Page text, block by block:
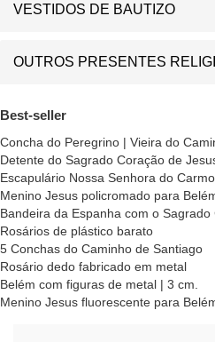
VESTIDOS DE BAUTIZO
OUTROS PRESENTES
Best-seller
Concha do Peregrino | Vieira do
Detente do Sagrado Coração de
Escapulário Nossa Senhora do
Menino Jesus policromado para
Bandeira da Espanha com o Sagrado
Rosários de plástico barato
5 Conchas do Caminho de Santiago
Rosário dedo fabricado em metal
Belém com figuras de metal | 3 cm.
Menino Jesus fluorescente para